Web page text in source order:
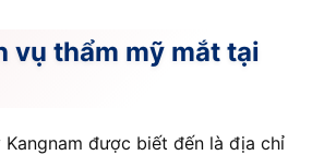
vụ thẩm mỹ mắt tại
Kangnam được biết đến là địa chỉ